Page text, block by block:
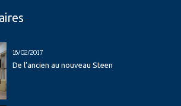
16/02/2017
De l’ancien au nouveau Steen